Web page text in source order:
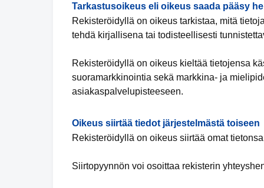
Tarkastusoikeus eli oikeus saada pääsy
Rekisteröidyllä on oikeus tarkistaa, mitä
tehdä kirjallisena tai todisteellisesti
Rekisteröidyllä on oikeus kieltää tietojensa
suoramarkkinointia sekä markkina- ja
asiakaspalvelupisteeseen.
Oikeus siirtää tiedot järjestelmästä toiseen
Rekisteröidyllä on oikeus siirtää omat
Siirtopyynnön voi osoittaa rekisterin